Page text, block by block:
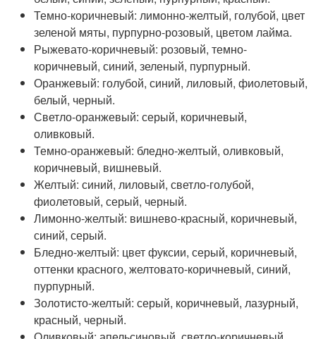
Темно-коричневый: лимонно-желтый, голубой, цвет
зеленой мяты, пурпурно-розовый, цветом лайма.
Рыжевато-коричневый: розовый, темно-
коричневый, синий, зеленый, пурпурный.
Оранжевый: голубой, синий, лиловый, фиолетовый,
белый, черный.
Светло-оранжевый: серый, коричневый,
оливковый.
Темно-оранжевый: бледно-желтый, оливковый,
коричневый, вишневый.
Желтый: синий, лиловый, светло-голубой,
фиолетовый, серый, черный.
Лимонно-желтый: вишнево-красный, коричневый,
синий, серый.
Бледно-желтый: цвет фуксии, серый, коричневый,
оттенки красного, желтовато-коричневый, синий,
пурпурный.
Золотисто-желтый: серый, коричневый, лазурный,
красный, черный.